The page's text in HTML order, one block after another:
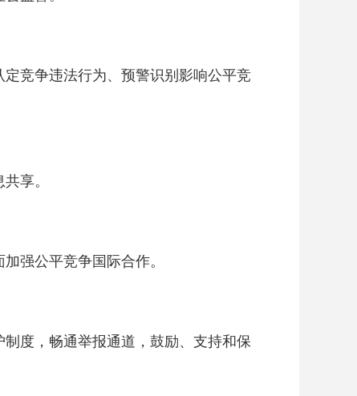
竞争违法行为、预警识别影响公平竞
享。
强公平竞争国际合作。
度，畅通举报通道，鼓励、支持和保